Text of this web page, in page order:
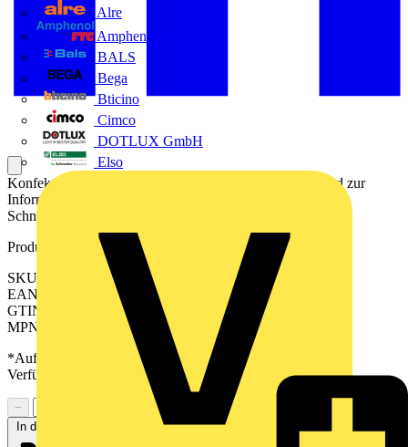
Alre
Amphenol FTG
BALS
Bega
Bticino
Cimco
DOTLUX GmbH
Elso
Konfektioniertes Kabel für die elektrische Verbindung und zur
Informationsübertragung zwischen der SPS und einer SPS-
Schnittstelle.
Produktkennzeichen
SKU: 2531500020
EAN: 04032248313693
GTIN: 04032248313693
MPN: PAC-S1200-HE20-V8-2M
*Auf Anfrage verfügbar - bitte in den Warenkorb legen, um
Verfügbarkeit zu prüfen
−
In den Warenkorb